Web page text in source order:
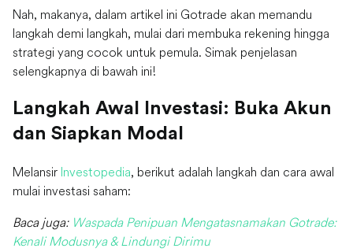
Nah, makanya, dalam artikel ini Gotrade akan memandu
langkah demi langkah, mulai dari membuka rekening hingga
strategi yang cocok untuk pemula. Simak penjelasan
selengkapnya di bawah ini!
Langkah Awal Investasi: Buka Akun
dan Siapkan Modal
Melansir Investopedia, berikut adalah langkah dan cara awal
mulai investasi saham:
Baca juga: Waspada Penipuan Mengatasnamakan Gotrade:
Kenali Modusnya & Lindungi Dirimu